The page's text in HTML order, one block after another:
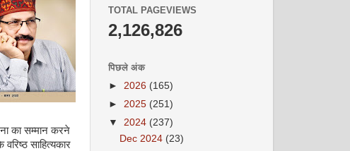
का सम्मान करने
साहित्यकार
TOTAL PAGEVIEWS
2,126,826
पिछले अंक
► 2026 (165)
► 2025 (251)
▼ 2024 (237)
Dec 2024 (23)